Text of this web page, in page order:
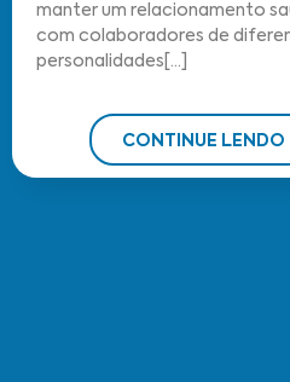
manter um relacionamento
com colaboradores de
personalidades[...]
CONTINUE LENDO